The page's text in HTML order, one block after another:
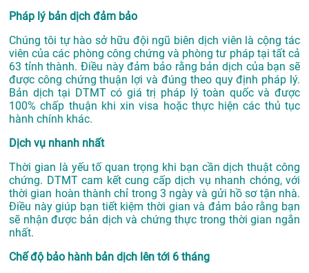
Pháp lý bản dịch đảm bảo
Chúng tôi tự hào sở hữu đội ngũ biên dịch viên là cộng tác
viên của các phòng công chứng và phòng tư pháp tại tất cả
63 tỉnh thành. Điều này đảm bảo rằng bản dịch của bạn sẽ
được công chứng thuận lợi và đúng theo quy định pháp lý.
Bản dịch tại DTMT có giá trị pháp lý toàn quốc và được
100% chấp thuận khi xin visa hoặc thực hiện các thủ tục
hành chính khác.
Dịch vụ nhanh nhất
Thời gian là yếu tố quan trọng khi bạn cần dịch thuật công
chứng. DTMT cam kết cung cấp dịch vụ nhanh chóng, với
thời gian hoàn thành chỉ trong 3 ngày và gửi hồ sơ tận nhà.
Điều này giúp bạn tiết kiệm thời gian và đảm bảo rằng bạn
sẽ nhận được bản dịch và chứng thực trong thời gian ngắn
nhất.
Chế độ bảo hành bản dịch lên tới 6 tháng